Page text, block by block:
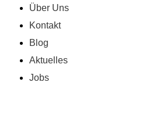
Über Uns
Kon­takt
Blog
Aktuelles
Jobs